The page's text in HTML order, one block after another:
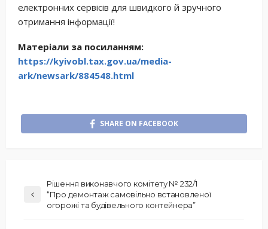
електронних сервісів для швидкого й зручного
отримання інформації!
Матеріали за посиланням:
https://kyivobl.tax.gov.ua/media-
ark/newsark/884548.html
SHARE ON FACEBOOK
Рішення виконавчого комітету № 232/1
“Про демонтаж самовільно встановленої
огорожі та будівельного контейнера”